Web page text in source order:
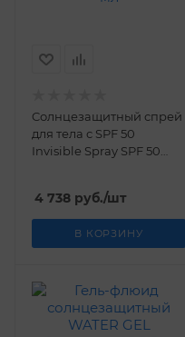
Cолнцезащитный спрей
для тела с SPF 50
Invisible Spray SPF 50
4 738 руб./шт
В КОРЗИНУ